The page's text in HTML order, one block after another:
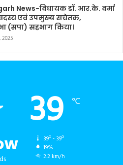
News-विधायक डॉ. आर.के. वर्मा
एवं उपमुख्य सचेतक,
(सपा) सहभाग किया।
2025
39 ℃
39º - 39º
19%
2.2 km/h